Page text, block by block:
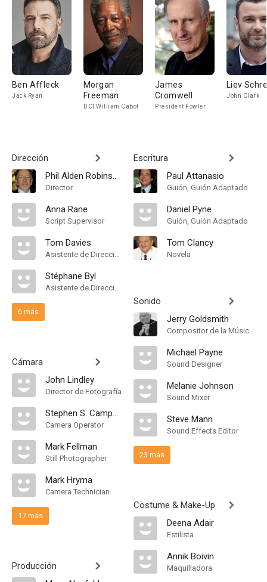
Ben Affleck
Jack Ryan
Morgan
Freeman
DCI William Cabot
James
Cromwell
President Fowler
Liev
John Clark
Dirección
Phil Alden Robinson
Director
Anna Rane
Script Supervisor
Tom Davies
Asistente de Dirección
Stéphane Byl
Asistente de Dirección
6 más
Cámara
John Lindley
Director de Fotografía
Stephen S. Campanelli
Camera Operator
Mark Fellman
Still Photographer
Mark Hryma
Camera Technician
17 más
Producción
Escritura
Paul Attanasio
Guión, Guión Adaptado
Daniel Pyne
Guión, Guión Adaptado
Tom Clancy
Novela
Sonido
Jerry Goldsmith
Compositor de la Música Original, Conductor
Michael Payne
Sound Designer
Melanie Johnson
Sound Mixer
Steve Mann
Sound Effects Editor
23 más
Costume & Make-Up
Deena Adair
Estilista
Annik Boivin
Maquilladora